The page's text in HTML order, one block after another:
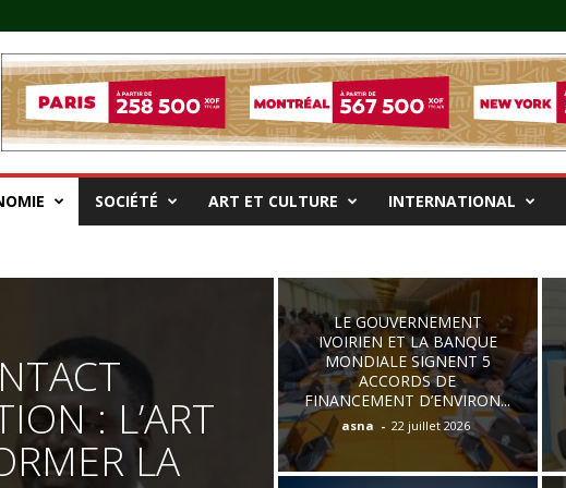
SOCIÉTÉ ART ET CULTURE INTERNATIONAL
: L’ART
LA
LE GOUVERNEMENT
IVOIRIEN ET LA BANQUE
MONDIALE SIGNENT 5
ACCORDS DE
FINANCEMENT D’ENVIRON...
asna - 22 juillet 2026